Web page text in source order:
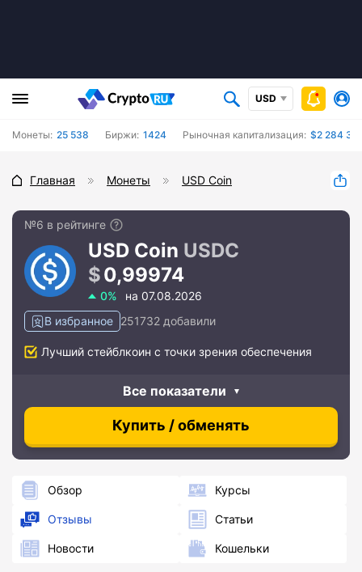
USD
Монеты: 25 538 Биржи: 1424 Рыночная капитализация: $2 284
Главная Монеты USD Coin
№6 в рейтинге
USD Coin USDC
0,99974
0%
на 07.08.2026
В избранное 251732 добавили
Лучший стейблкоин с точки зрения обеспечения
Все показатели
Купить / обменять
Обзор Курсы
Отзывы Статьи
Новости Кошельки